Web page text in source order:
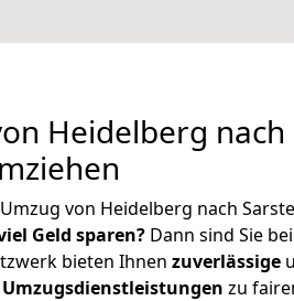
Heidelberg nach
von Heidelberg nach
Geld sparen? Dann sind Sie
bieten Ihnen zuverlässige
zu